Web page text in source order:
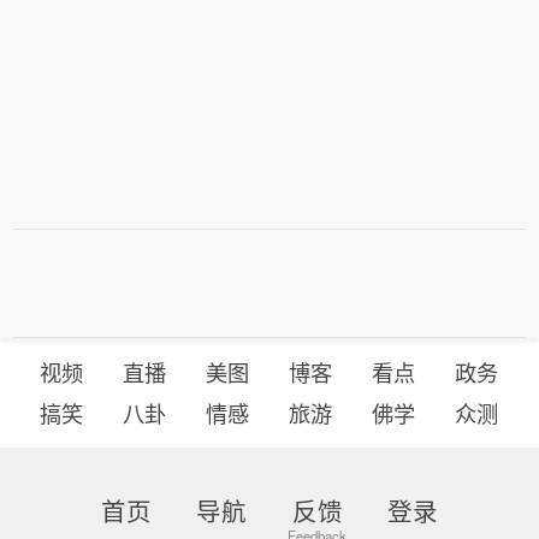
视频 直播 美图 博客 看点
政务
搞笑
八卦 情感 旅游 佛学 众测
首页 导航 反馈 登录